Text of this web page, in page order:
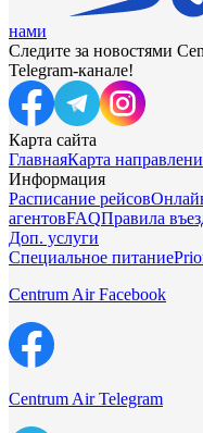
нами
Следите за новостями
Telegram-канале!
Карта сайта
ГлавнаяКарта
Информация
Расписание рейсов
агентовFAQПравила
Доп. услуги
Специальное питание
Centrum Air Facebook
Centrum Air Telegram